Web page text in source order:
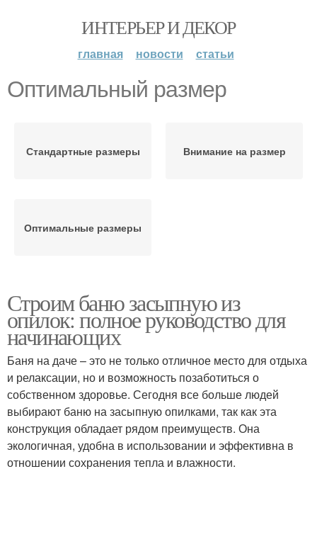
ИНТЕРЬЕР И ДЕКОР
главная новости статьи
Оптимальный размер
Стандартные размеры Внимание на размер
Оптимальные размеры
Строим баню засыпную из
опилок: полное руководство для
начинающих
Баня на даче – это не только отличное место для отдыха
и релаксации, но и возможность позаботиться о
собственном здоровье. Сегодня все больше людей
выбирают баню на засыпную опилками, так как эта
конструкция обладает рядом преимуществ. Она
экологичная, удобна в использовании и эффективна в
отношении сохранения тепла и влажности.